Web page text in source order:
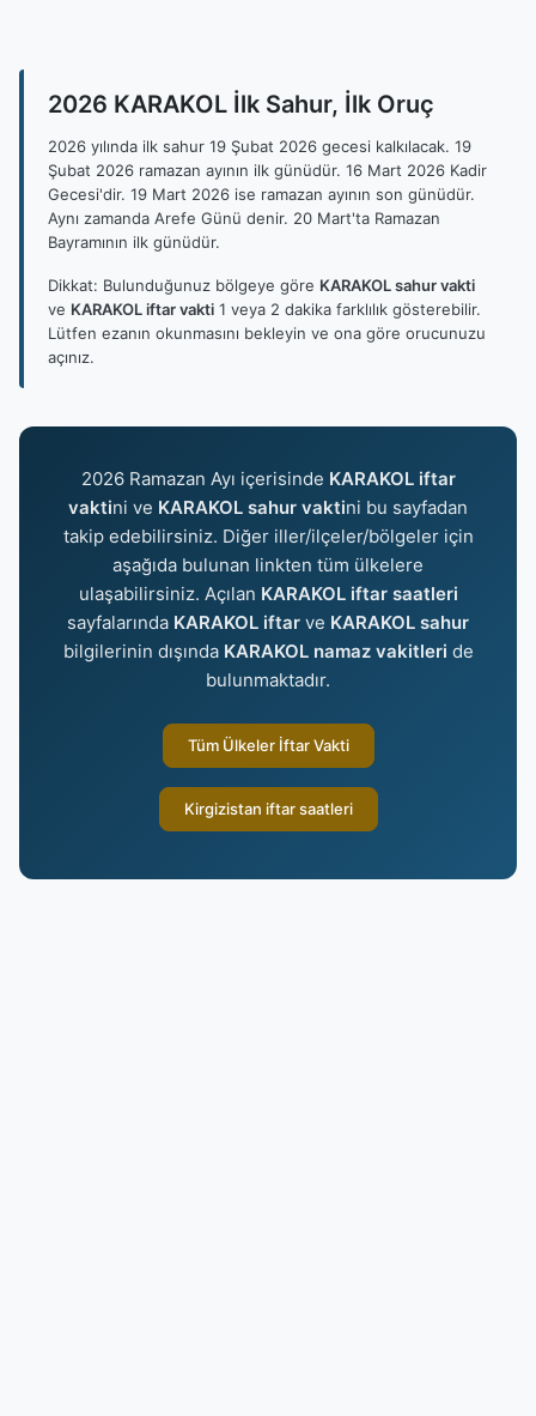
2026 KARAKOL İlk Sahur, İlk Oruç
2026 yılında ilk sahur 19 Şubat 2026 gecesi kalkılacak. 19
Şubat 2026 ramazan ayının ilk günüdür. 16 Mart 2026 Kadir
Gecesi'dir. 19 Mart 2026 ise ramazan ayının son günüdür.
Aynı zamanda Arefe Günü denir. 20 Mart'ta Ramazan
Bayramının ilk günüdür.
Dikkat: Bulunduğunuz bölgeye göre KARAKOL sahur vakti
ve KARAKOL iftar vakti 1 veya 2 dakika farklılık gösterebilir.
Lütfen ezanın okunmasını bekleyin ve ona göre orucunuzu
açınız.
2026 Ramazan Ayı içerisinde KARAKOL iftar
vaktini ve KARAKOL sahur vaktini bu sayfadan
takip edebilirsiniz. Diğer iller/ilçeler/bölgeler için
aşağıda bulunan linkten tüm ülkelere
ulaşabilirsiniz. Açılan KARAKOL iftar saatleri
sayfalarında KARAKOL iftar ve KARAKOL sahur
bilgilerinin dışında KARAKOL namaz vakitleri de
bulunmaktadır.
Tüm Ülkeler İftar Vakti
Kirgizistan iftar saatleri